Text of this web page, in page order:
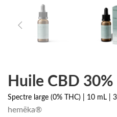
Huile CBD
Spectre large (0% THC) | 10 mL |
hemēka®